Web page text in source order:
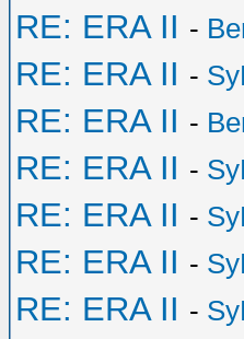
RE: ERA II -
RE: ERA II -
RE: ERA II -
RE: ERA II -
RE: ERA II -
RE: ERA II -
RE: ERA II -